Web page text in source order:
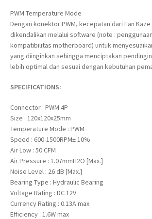
PWM Temperature Mode
Dengan konektor PWM, kecepatan dari Fan
dikendalikan melalui software (note :
kompatibilitas motherboard) untuk
yang diinginkan sehingga menciptakan
lebih optimal dan sesuai dengan kebutuhan
SPECIFICATIONS:
Connector : PWM 4P
Size : 120x120x25mm
Temperature Mode : PWM
Speed : 600-1500RPM± 10%
Air Low : 50 CFM
Air Pressure : 1.07mmH2O [Max.]
Noise Level : 26 dB [Max.]
Bearing Type : Hydraulic Bearing
Voltage Rating : DC 12V
Currency Rating : 0.13A max
Efficiency : 1.6W max